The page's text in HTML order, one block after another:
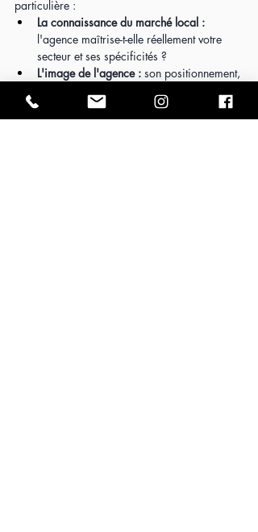
particulière :
La connaissance du marché local :
l'agence maîtrise-t-elle réellement votre
secteur et ses spécificités ?
L'image de l'agence : son positionnement,
qu'elle commercialise sont-ils en
adéquation avec votre maison ?